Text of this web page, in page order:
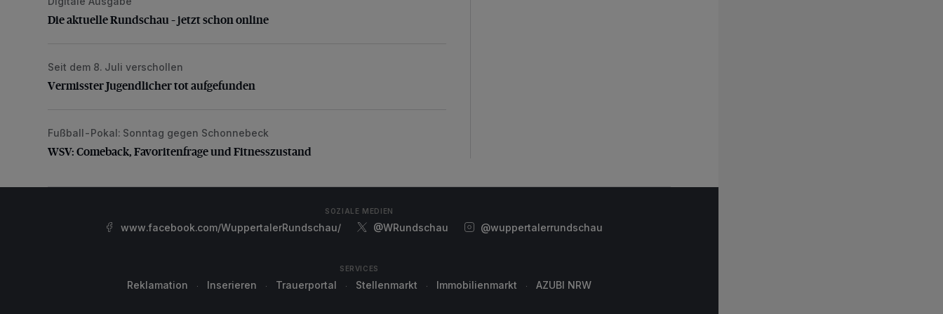
Die aktuelle Rundschau – jetzt schon online
Vermisster Jugendlicher tot aufgefunden
Seit dem 8. Juli verschollen
Vermisster Jugendlicher tot aufgefunden
WSV: Comeback, Favoritenfrage und Fitnesszustand
Fußball-Pokal: Sonntag gegen Schonnebeck
WSV: Comeback, Favoritenfrage und Fitnesszustand
SOZIALE MEDIEN
www.facebook.com/WuppertalerRundschau/ @WRundschau @wuppertalerrundschau
SERVICES
Reklamation Inserieren Trauerportal Stellenmarkt Immobilienmarkt AZUBI NRW